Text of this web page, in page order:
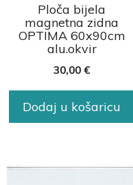
Ploča bijela
magnetna zidna
OPTIMA 60x90cm
alu.okvir
30,00 €
Dodaj u košaricu